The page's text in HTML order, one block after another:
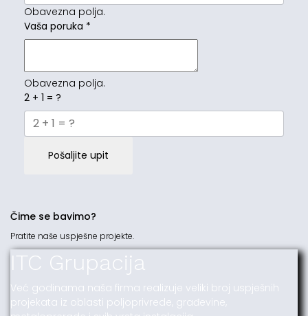
Obavezna polja.
Vaša poruka *
Obavezna polja.
2 + 1 = ?
Pošaljite upit
Čime se bavimo?
Pratite naše uspješne projekte.
ITC Grupacija
Već godinama naša firma realizuje veliki broj uspješnih
projekata iz oblasti poljoprivrede, građevine,